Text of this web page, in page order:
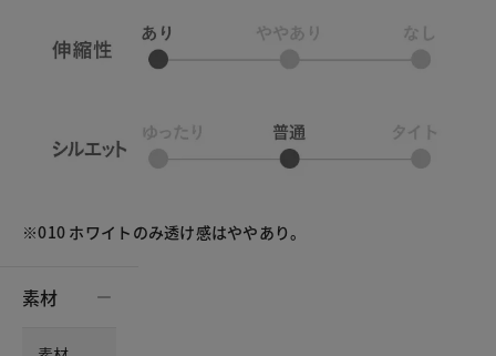
※010 ホワイトのみ透け感はややあり。
素材